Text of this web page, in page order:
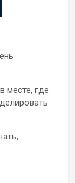
месте, где